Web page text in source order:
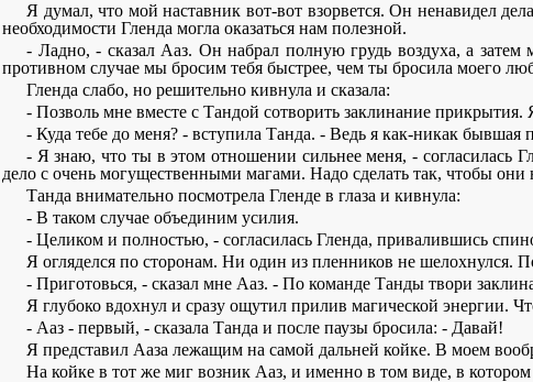
Я думал, что мой наставник вот-вот взорвется. Он ненавидел
необходимости Гленда могла оказаться нам полезной.
- Ладно, - сказал Ааз. Он набрал полную грудь воздуха, а
противном случае мы бросим тебя быстрее, чем ты бросила моего
Гленда слабо, но решительно кивнула и сказала:
- Позволь мне вместе с Тандой сотворить заклинание прикрытия.
- Куда тебе до меня? - вступила Танда. - Ведь я как-никак бывшая
- Я знаю, что ты в этом отношении сильнее меня, - согласилась
дело с очень могущественными магами. Надо сделать так, чтобы
Танда внимательно посмотрела Гленде в глаза и кивнула:
- В таком случае объединим усилия.
- Целиком и полностью, - согласилась Гленда, привалившись
Я огляделся по сторонам. Ни один из пленников не шелохнулся.
- Приготовься, - сказал мне Ааз. - По команде Танды твори
Я глубоко вдохнул и сразу ощутил прилив магической энергии.
- Ааз - первый, - сказала Танда и после паузы бросила: - Давай!
Я представил Ааза лежащим на самой дальней койке. В моем
На койке в тот же миг возник Ааз, и именно в том виде, в котором